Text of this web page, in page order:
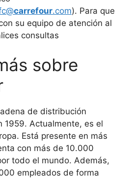
carrefour.com). Para que
su equipo de atención al
consultas
sobre
de distribución
1959. Actualmente, es el
Está presente en más
con más de 10.000
todo el mundo. Además,
empleados de forma